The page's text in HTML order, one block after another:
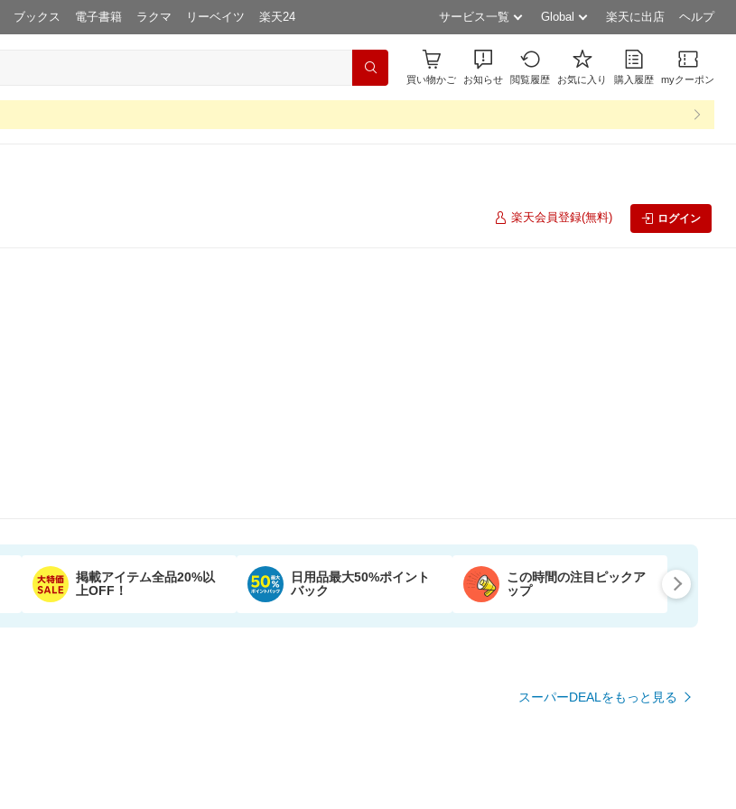
ブックス 電子書籍 ラクマ リーベイツ 楽天24 サービス一覧 Global 楽天に出店 ヘルプ
買い物かご お知らせ 閲覧履歴 お気に入り 購入履歴 myクーポン
楽天会員登録(無料) ログイン
掲載アイテム全品20%以
上OFF！
日用品最大50%ポイント
バック
この時間の注目ピックア
ップ
スーパーDEALをもっと見る